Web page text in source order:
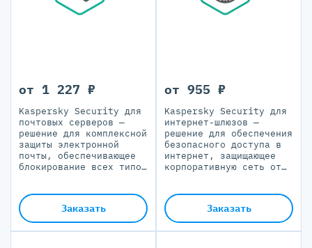
от 1 227 ₽
Kaspersky Security для
почтовых серверов —
решение для комплексной
защиты электронной
почты, обеспечивающее
блокирование всех типов
Заказать
от 955 ₽
Kaspersky Security для
интернет-шлюзов —
решение для обеспечения
безопасного доступа в
интернет, защищающее
корпоративную сеть от
Заказать